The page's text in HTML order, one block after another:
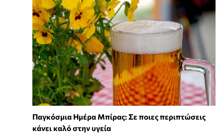
Παγκόσμια Ημέρα Μπίρας: Σε ποιες περιπτώσεις
κάνει καλό στην υγεία